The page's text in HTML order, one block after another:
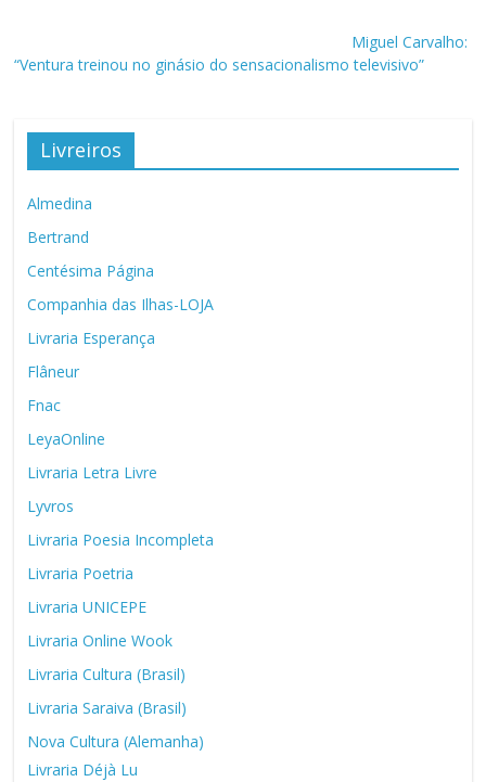
Miguel Carvalho:
“Ventura treinou no ginásio do sensacionalismo televisivo”
Livreiros
Almedina
Bertrand
Centésima Página
Companhia das Ilhas-LOJA
Livraria Esperança
Flâneur
Fnac
LeyaOnline
Livraria Letra Livre
Lyvros
Livraria Poesia Incompleta
Livraria Poetria
Livraria UNICEPE
Livraria Online Wook
Livraria Cultura (Brasil)
Livraria Saraiva (Brasil)
Nova Cultura (Alemanha)
Livraria Déjà Lu